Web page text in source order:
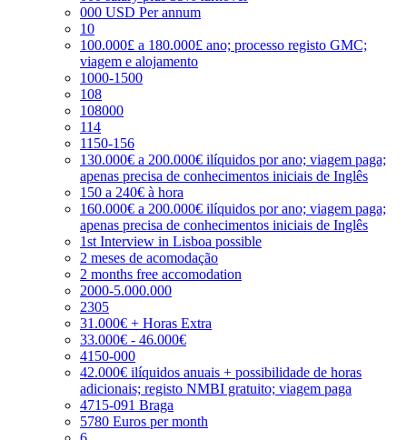
000 USD Per annum
10
100.000£ a 180.000£ ano; processo registo GMC;
viagem e alojamento
1000-1500
108
108000
114
1150-156
130.000€ a 200.000€ ilíquidos por ano; viagem paga;
apenas precisa de conhecimentos iniciais de Inglês
150 a 240€ à hora
160.000€ a 200.000€ ilíquidos por ano; viagem paga;
apenas precisa de conhecimentos iniciais de Inglês
1st Interview in Lisboa possible
2 meses de acomodação
2 months free accomodation
2000-5.000.000
2305
31.000€ + Horas Extra
33.000€ - 46.000€
4150-000
42.000€ ilíquidos anuais + possibilidade de horas
adicionais; registo NMBI gratuito; viagem paga
4715-091 Braga
5780 Euros per month